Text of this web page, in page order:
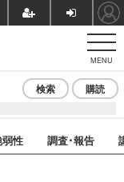
MENU
検索 購読
弱性 調査･報告